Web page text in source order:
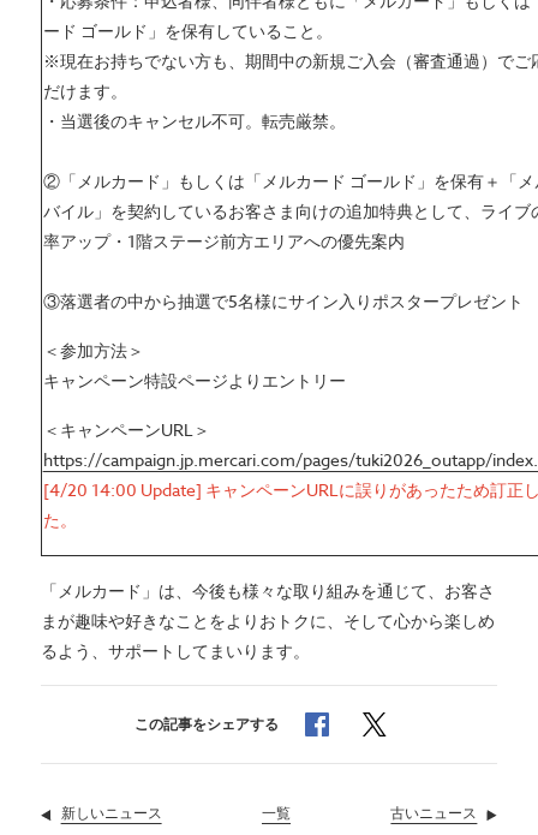
ード ゴールド」を保有していること。
※現在お持ちでない方も、期間中の新規ご入会（審査通過）でご
だけます。
・当選後のキャンセル不可。転売厳禁。
②「メルカード」もしくは「メルカード ゴールド」を保有＋「
バイル」を契約しているお客さま向けの追加特典として、ライブ
率アップ・1階ステージ前方エリアへの優先案内
③落選者の中から抽選で5名様にサイン入りポスタープレゼント
＜参加方法＞
キャンペーン特設ページよりエントリー
＜キャンペーンURL＞
https://campaign.jp.mercari.com/pages/tuki2026_outapp/
[4/20 14:00 Update] キャンペーンURLに誤りがあったため訂正
た。
「メルカード」は、今後も様々な取り組みを通じて、お客さ
まが趣味や好きなことをよりおトクに、そして心から楽しめ
るよう、サポートしてまいります。
この記事をシェアする でシェア
新しいニュース ニュース
一覧 古いニュース